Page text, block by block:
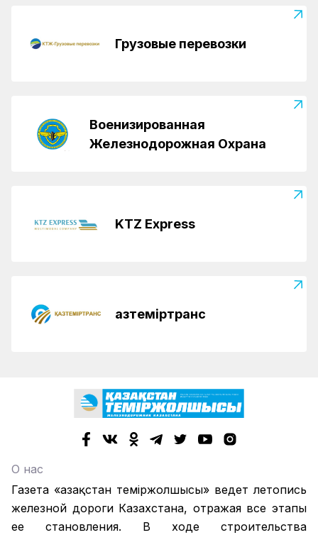
Грузовые перевозки
Военизированная
Железнодорожная Охрана
KTZ Express
Қазтеміртранс
О нас
Газета «Қазақстан теміржолшысы» ведет летопись
железной дороги Казахстана, отражая все этапы
ее становления. В ходе строительства